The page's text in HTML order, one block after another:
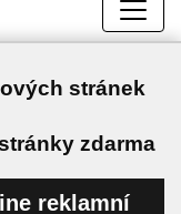
stránek
zdarma
reklamní